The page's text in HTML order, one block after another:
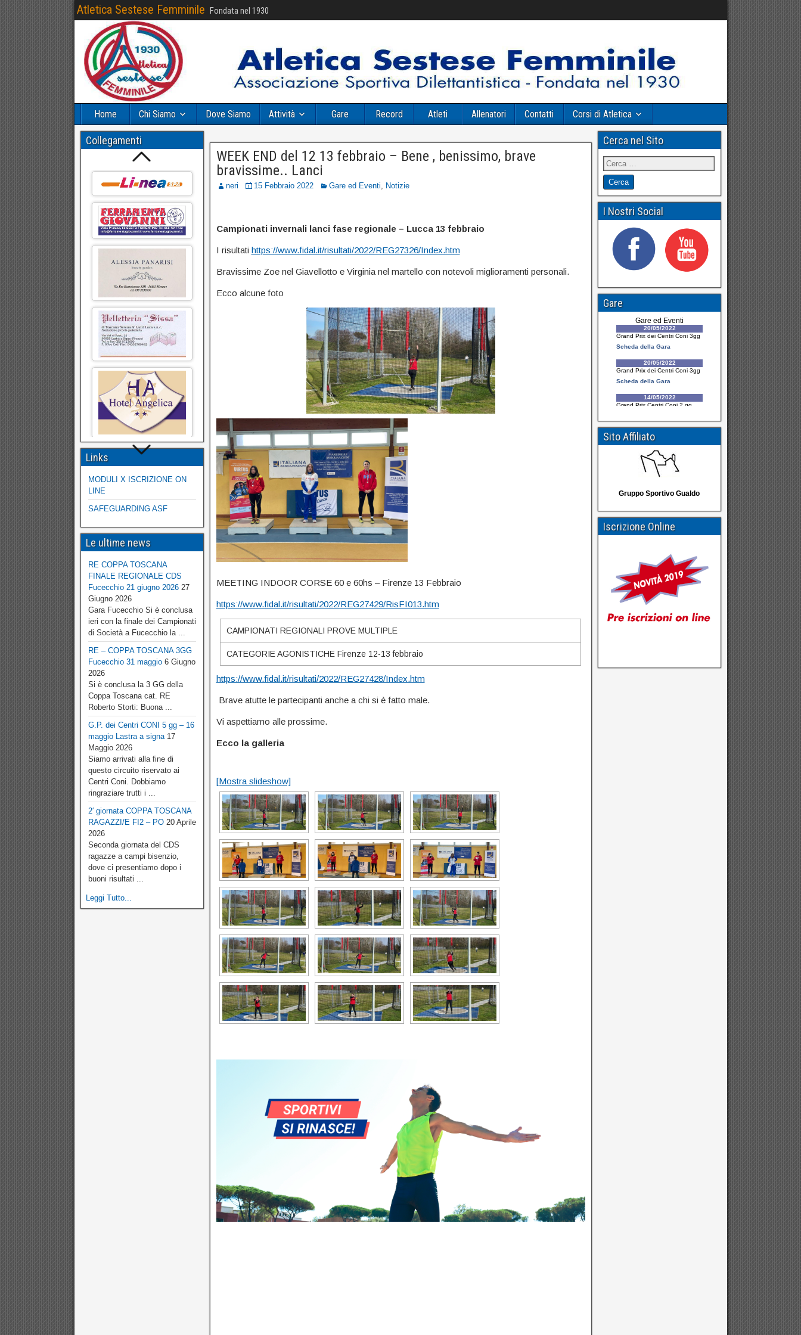
Atletica Sestese Femminile Fondata nel 1930
Home Chi Siamo Dove Siamo Attività Gare Record Atleti Allenatori Contatti Corsi di Atletica
WEEK END del 12 13 febbraio – Bene , benissimo, brave
bravissime.. Lanci
neri 15 Febbraio 2022 Gare ed Eventi, Notizie
Campionati invernali lanci fase regionale – Lucca 13 febbraio
I risultati https://www.fidal.it/risultati/2022/REG27326/Index.htm
Bravissime Zoe nel Giavellotto e Virginia nel martello con notevoli miglioramenti personali.
Ecco alcune foto
MEETING INDOOR CORSE 60 e 60hs – Firenze 13 Febbraio
https://www.fidal.it/risultati/2022/REG27429/RisFI013.htm
CAMPIONATI REGIONALI PROVE MULTIPLE
CATEGORIE AGONISTICHE Firenze 12-13 febbraio
https://www.fidal.it/risultati/2022/REG27428/Index.htm
Brave atutte le partecipanti anche a chi si è fatto male.
Vi aspettiamo alle prossime.
Ecco la galleria
[Mostra slideshow]
Collegamenti
Links
MODULI X ISCRIZIONE ON
LINE
SAFEGUARDING ASF
Le ultime news
RE COPPA TOSCANA
FINALE REGIONALE CDS
Fucecchio 21 giugno 202627
Giugno 2026
Gara Fucecchio Si è conclusa
ieri con la finale dei Campionati
di Società a Fucecchio la ...
RE – COPPA TOSCANA 3GG
Fucecchio 31 maggio6 Giugno
2026
Si è conclusa la 3 GG della
Coppa Toscana cat. RE
Roberto Storti: Buona ...
G.P. dei Centri CONI 5 gg – 16
maggio Lastra a signa17
Maggio 2026
Siamo arrivati alla fine di
questo circuito riservato ai
Centri Coni. Dobbiamo
ringraziare trutti i ...
2′ giornata COPPA TOSCANA
RAGAZZI/E FI2 – PO20 Aprile
2026
Seconda giornata del CDS
ragazze a campi bisenzio,
dove ci presentiamo dopo i
buoni risultati ...
Leggi Tutto...
Cerca nel Sito
I Nostri Social
Gare
Sito Affiliato
Gruppo Sportivo Gualdo
Iscrizione Online